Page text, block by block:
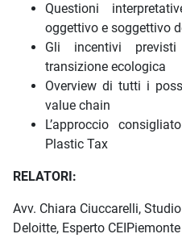
Questioni
oggettivo e soggettivo
Gli incentivi
transizione ecologica
Overview di tutti i
value chain
L’approccio
Plastic Tax
RELATORI:
Avv. Chiara Ciuccarelli,
Deloitte, Esperto CEIPiemonte